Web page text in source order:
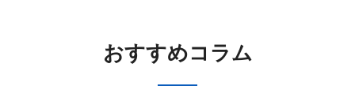
おすすめコラム